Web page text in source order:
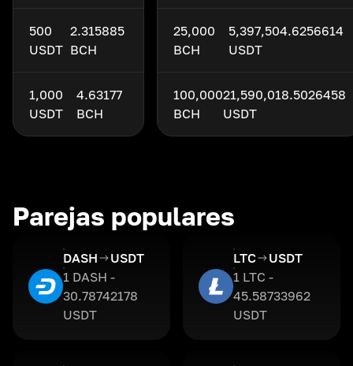
500
USDT
2.315885
BCH
1,000
USDT
4.63177
BCH
25,000
BCH
5,397,504.6256614
USDT
100,000
BCH
21,590,018.5026458
USDT
Parejas populares
DASH
USDT
1 DASH -
30.78742178
USDT
LTC
USDT
1 LTC -
45.58733962
USDT